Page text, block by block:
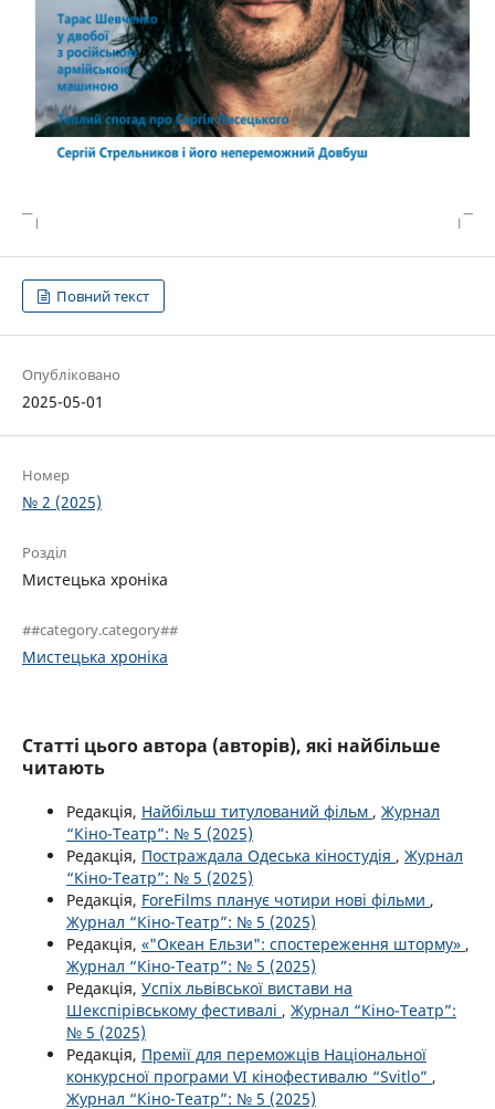
Повний текст
Опубліковано
2025-05-01
Номер
№ 2 (2025)
Розділ
Мистецька хроніка
##category.category##
Мистецька хроніка
Статті цього автора (авторів), які найбільше
читають
Редакція, Найбільш титулований фільм , Журнал
“Кіно-Театр”: № 5 (2025)
Редакція, Постраждала Одеська кіностудія , Журнал
“Кіно-Театр”: № 5 (2025)
Редакція, ForeFilms планує чотири нові фільми ,
Журнал “Кіно-Театр”: № 5 (2025)
Редакція, «"Океан Ельзи": спостереження шторму» ,
Журнал “Кіно-Театр”: № 5 (2025)
Редакція, Успіх львівської вистави на
Шекспірівському фестивалі , Журнал “Кіно-Театр”:
№ 5 (2025)
Редакція, Премії для переможців Національної
конкурсної програми VI кінофестивалю “Svitlo” ,
Журнал “Кіно-Театр”: № 5 (2025)